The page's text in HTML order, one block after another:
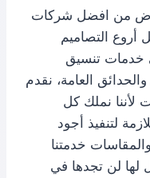
من افضل شركات
التصاميم
خدمات تنسيق
العامة، نقدم
لأننا نملك كل
لتنفيذ أجود
خدمتنا
لها لن تجدها في